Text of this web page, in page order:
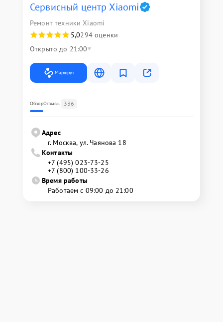
Сервисный центр Xiaomi
Ремонт техники Xiaomi
5,0294 оценки
Открыто до 21:00
Маршрут
ОбзорОтзывы 336
Адрес
г. Москва, ул. Чаянова 18
Контакты
+7 (495) 023-73-25
+7 (800) 100-33-26
Время работы
Работаем с 09:00 до 21:00